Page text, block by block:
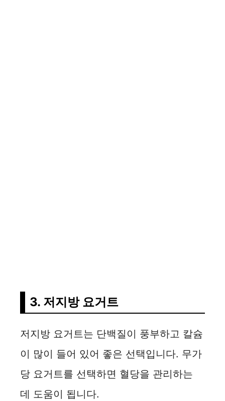
3. 저지방 요거트
저지방 요거트는 단백질이 풍부하고 칼슘
이 많이 들어 있어 좋은 선택입니다. 무가
당 요거트를 선택하면 혈당을 관리하는
데 도움이 됩니다.